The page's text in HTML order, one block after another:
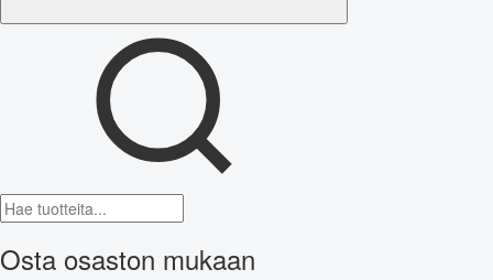
Osta osaston mukaan